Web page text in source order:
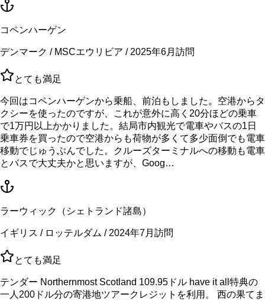
コペンハーゲン
デンマーク / MSCエウリビア / 2025年6月訪問
とても満足
今回はコペンハーゲンから乗船、前泊もしました。空港からタ
クシーを使ったのですが、これが意外に高く20分ほどの乗車
で1万円以上かかりました。結局市内観光で電車やバスの1日
乗車券を買ったので空港からも荷物が多くて多少面倒でも電車
移動でじゅうぶんでした。クルーズターミナルへの移動も電車
とバスで大丈夫かと思いますが、Goog…
ラーウィック（シェトランド諸島）
イギリス / ロッテルダム / 2024年7月訪問
とても満足
テンダー Northernmost Scotland 109.95ドル have it all特典の
一人200ドル分の寄港地ツアークレジットを利用。 西の果てま